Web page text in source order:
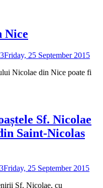
Nice
Friday, 25 September 2015
Nicolae din Nice poate fi
Sf. Nicolae
Saint-Nicolas
Friday, 25 September 2015
Sf. Nicolae, cu